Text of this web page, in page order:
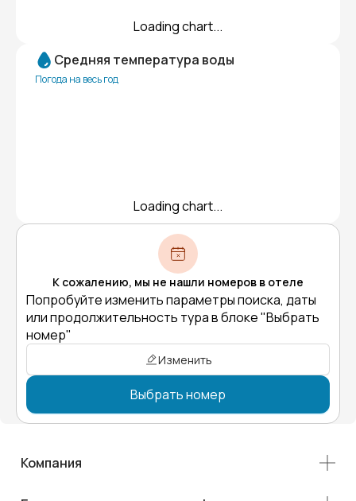
Loading chart...
Средняя температура воды
Погода на весь год
Loading chart...
К сожалению, мы не нашли номеров в отеле
Попробуйте изменить параметры поиска, даты
или продолжительность тура в блоке "Выбрать
номер"
Изменить
Выбрать номер
Компания